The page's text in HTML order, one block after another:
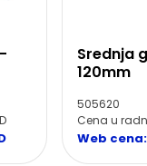
Srednja
120mm
505620
Cena u
Web cena: